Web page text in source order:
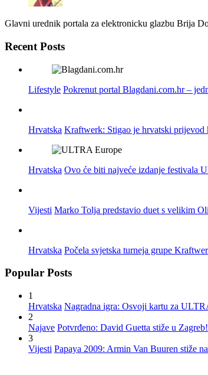
Glavni urednik portala za elektronicku glazbu Brija
Recent Posts
Lifestyle Pokrenut portal Blagdani.com.hr –
Hrvatska Kraftwerk: Stigao je hrvatski
Hrvatska Ovo će biti najveće izdanje festivala
Vijesti Marko Tolja predstavio duet s velikim
Hrvatska Počela svjetska turneja grupe
Popular Posts
1
Hrvatska Nagradna igra: Osvoji kartu za
2
Najave Potvrđeno: David Guetta stiže u Zagreb!
3
Vijesti Papaya 2009: Armin Van Buuren stiže